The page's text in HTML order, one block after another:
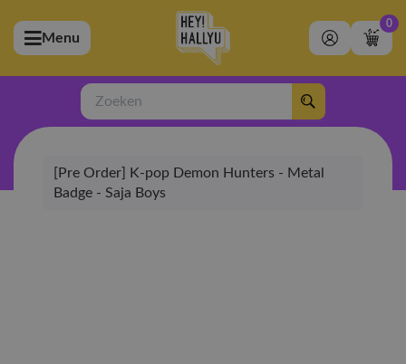
(Artiesten)
(Merchandise)
(Exclusive)
(Winkel)
Menu
0
Zoeken
[Pre Order] K-pop Demon Hunters - Metal
Badge - Saja Boys